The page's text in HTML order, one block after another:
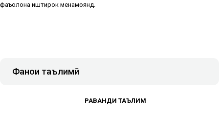
фаъолона иштирок менамоянд.
Фанҳои таълимӣ
РАВАНДИ ТАЪЛИМ